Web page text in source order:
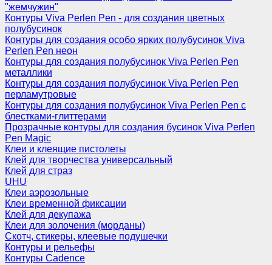
"жемчужин"
Контуры Viva Perlen Pen - для создания цветных
полубусинок
Контуры для создания особо ярких полубусинок Viva
Perlen Pen неон
Контуры для создания полубусинок Viva Perlen Pen
металлики
Контуры для создания полубусинок Viva Perlen Pen
перламутровые
Контуры для создания полубусинок Viva Perlen Pen с
блестками-глиттерами
Прозрачные контуры для создания бусинок Viva Perlen
Pen Magic
Клеи и клеящие пистолеты
Клей для творчества универсальный
Клей для страз
UHU
Клеи аэрозольные
Клеи временной фиксации
Клей для декупажа
Клеи для золочения (морданы)
Скотч, стикеры, клеевые подушечки
Контуры и рельефы
Контуры Cadence